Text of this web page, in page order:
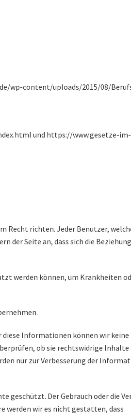
wp-content/uploads/2015/08/
und https://www.gesetze-im-
Recht richten. Jeder Benutzer,
Seite an, dass sich die
werden können, um Krankheiten
Informationen können wir keine
ob sie rechtswidrige
nur zur Verbesserung der
geschützt. Der Gebrauch oder die
werden wir es nicht gestatten, dass